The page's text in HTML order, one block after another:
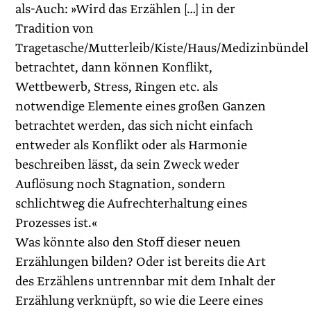
als-Auch: »Wird das Erzählen […] in der
Tradition von
Tragetasche/Mutterleib/Kiste/Haus/Medizinbündel
betrachtet, dann können Konflikt,
Wettbewerb, Stress, Ringen etc. als
notwendige Elemente eines großen Ganzen
betrachtet werden, das sich nicht einfach
entweder als Konflikt oder als Harmonie
beschreiben lässt, da sein Zweck weder
Auflösung noch Stagnation, sondern
schlichtweg die Aufrechterhaltung eines
Prozesses ist.«
Was könnte also den Stoff dieser neuen
Erzählungen bilden? Oder ist bereits die Art
des Erzählens untrennbar mit dem Inhalt der
Erzählung verknüpft, so wie die Leere eines